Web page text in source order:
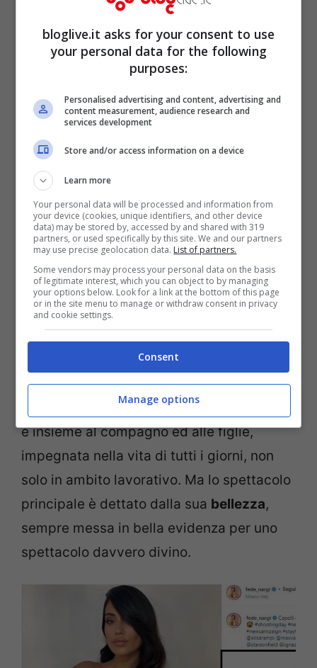
Lashow girlperò è anche una vera e
propria influencer amatissima dai suoi fan;
il suo profilo Instagram è ad un passo dai
milioni di follower, davvero tantissimi. E
sono in molti a seguirla soprattutto per la
sua bellezza e per le fotografie che
pubblica, dove appare spesso in bikini
oppure in intimo, magari pubblicizzando
un capo di unmarchio di lingeriedi cui è
Ovviamente non mancano fotografie in cui
è insieme al compagno ed alle figlie,
impegnata nella vita di tutti i giorni, non
solo in ambito lavorativo. Ma lo spettacolo
principale è dettato dalla sua bellezza,
sempre messa in bella evidenza per uno
spettacolo davvero divino.
bloglive.it asks for your consent to use
your personal data for the following
purposes:
Personalised advertising and content, advertising and
content measurement, audience research and
services development
Store and/or access information on a device
Learn more
Your personal data will be processed and information from
your device (cookies, unique identifiers, and other device
data) may be stored by, accessed by and shared with 319
partners, or used specifically by this site. We and our partners
may use precise geolocation data. List of partners.
Some vendors may process your personal data on the basis
of legitimate interest, which you can object to by managing
your options below. Look for a link at the bottom of this page
or in the site menu to manage or withdraw consent in privacy
and cookie settings.
Consent
Manage options